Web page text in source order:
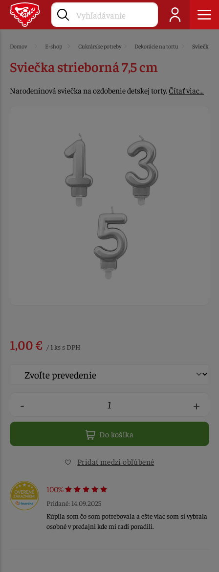
Domov E-shop Cukrárske potreby Dekorácie na tortu Sviečky
Sviečka strieborná 7,5 cm
Narodeninová sviečka na ozdobenie detskej torty.Čítať viac…
1,00 € / 1 ks s DPH
- +
Do košíka
Pridať medzi obľúbené
100%
Pridané: 14.09.2025
Kúpila som čo som potrebovala a ešte viac som si vybrala
osobné v predajni kde mi radí poradili.